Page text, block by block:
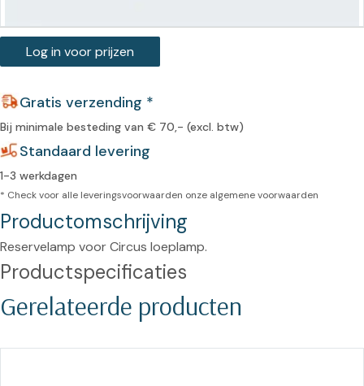
Log in voor prijzen
Gratis verzending *
Bij minimale besteding van € 70,- (excl. btw)
Standaard levering
1-3 werkdagen
* Check voor alle leveringsvoorwaarden onze algemene voorwaarden
Productomschrijving
Reservelamp voor Circus loeplamp.
Productspecificaties
Gerelateerde producten